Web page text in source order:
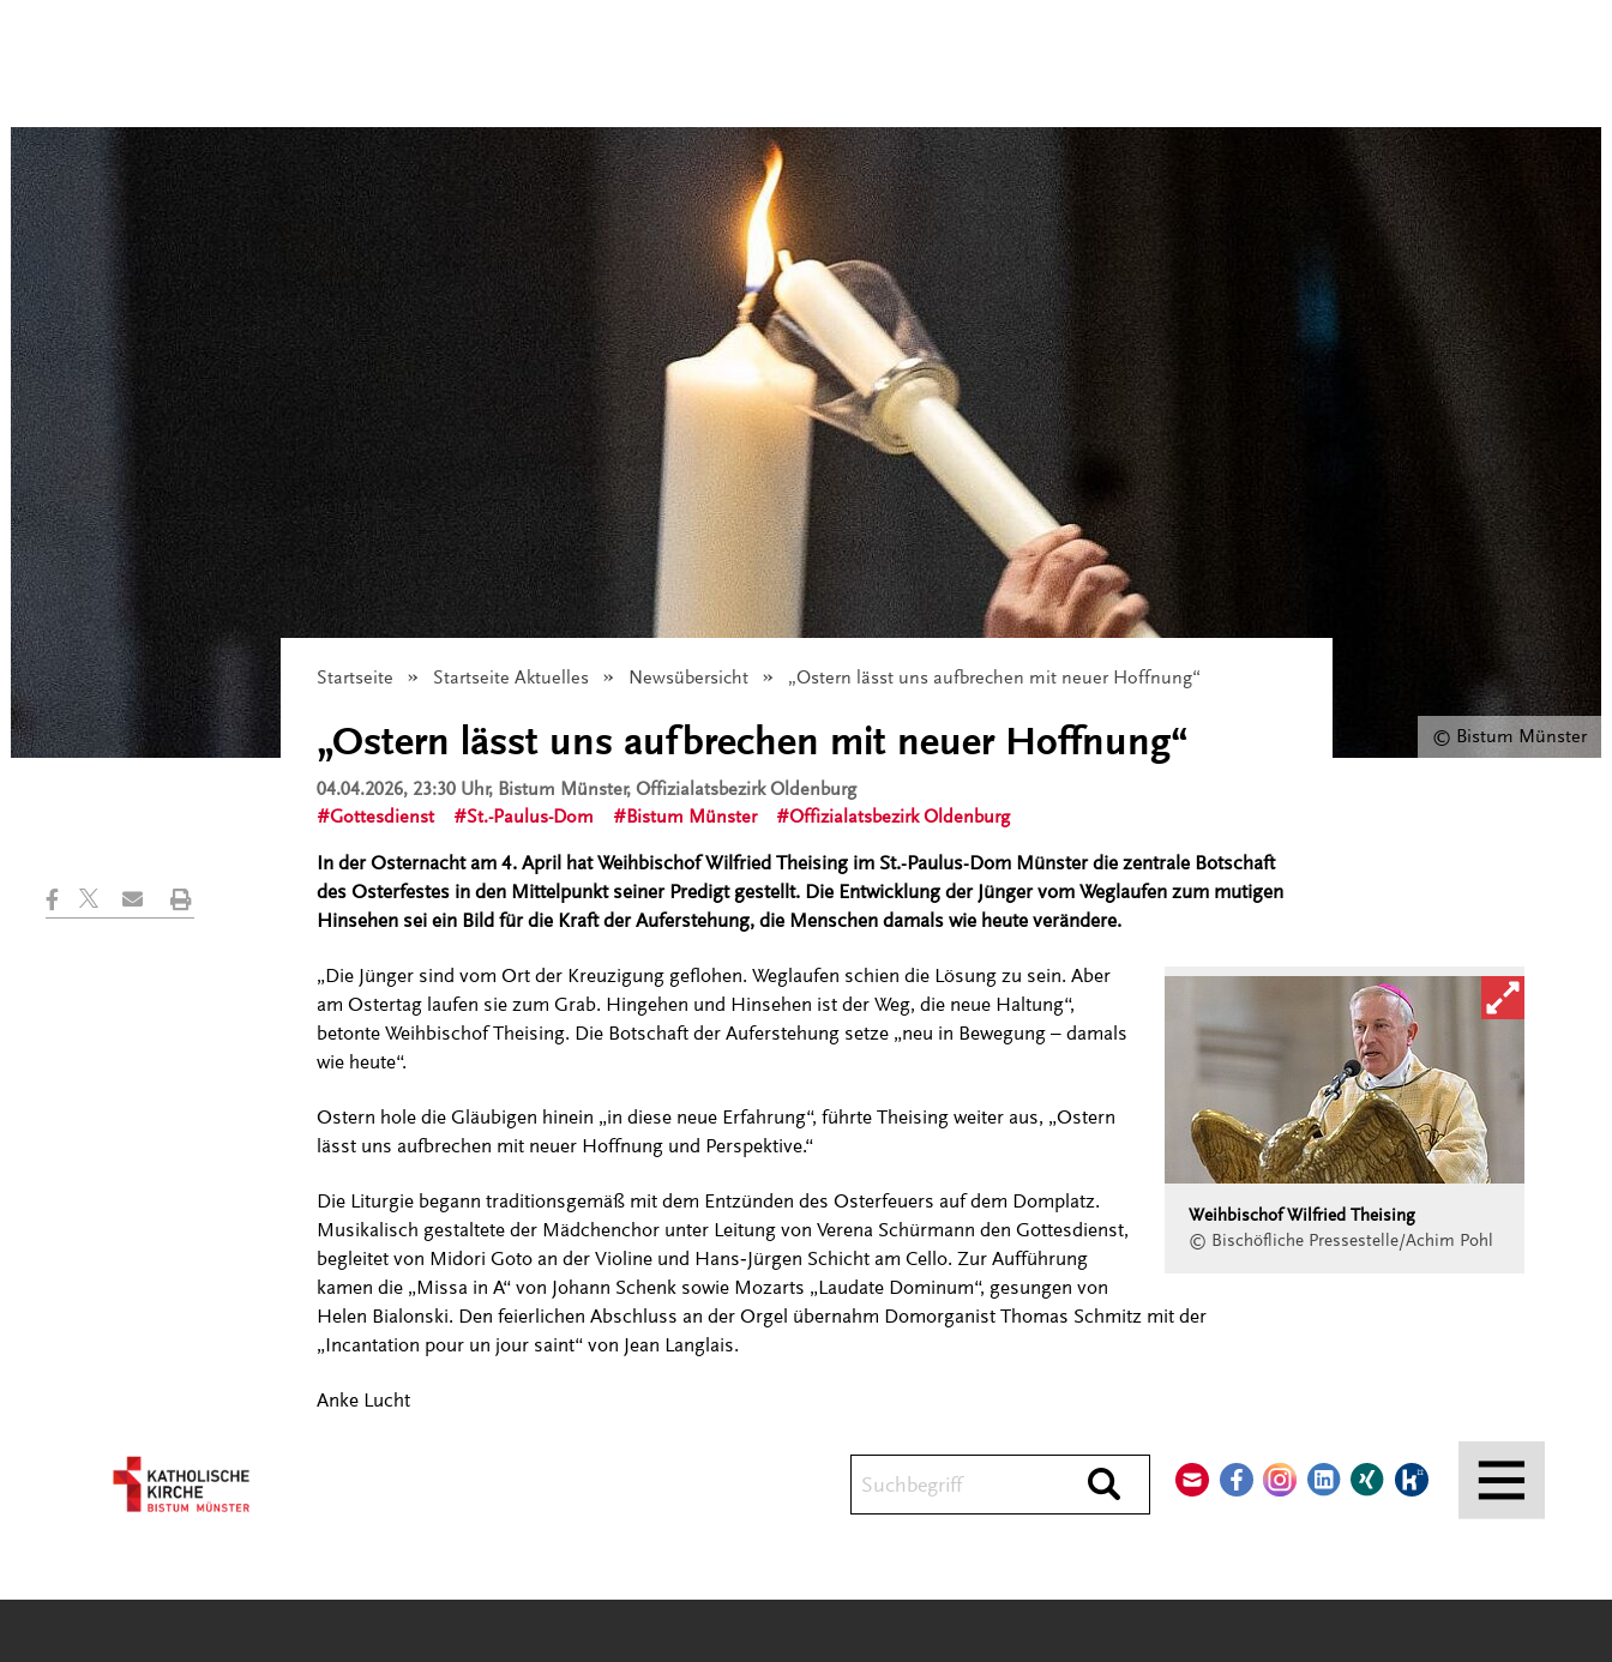
Durchsuchen
© Bistum Münster
Startseite Startseite Aktuelles Newsübersicht Angezeigt:
„Ostern lässt uns aufbrechen mit neuer Hoffnung“
„Ostern lässt uns aufbrechen mit neuer Hoffnung“
04.04.2026, 23:30 Uhr, Bistum Münster, Offizialatsbezirk Oldenburg
Gottesdienst
St.-Paulus-Dom Bistum Münster Offizialatsbezirk Oldenburg
In der Osternacht am 4. April hat Weihbischof Wilfried Theising im St.-Paulus-Dom Münster die zentrale Botschaft
des Osterfestes in den Mittelpunkt seiner Predigt gestellt. Die Entwicklung der Jünger vom Weglaufen zum mutigen
Hinsehen sei ein Bild für die Kraft der Auferstehung, die Menschen damals wie heute verändere.
Bild in
Weihbischof Wilfried Theising
© Bischöfliche Pressestelle/Achim Pohl
„Die Jünger sind vom Ort der Kreuzigung geflohen. Weglaufen schien die Lösung zu sein. Aber
am Ostertag laufen sie zum Grab. Hingehen und Hinsehen ist der Weg, die neue Haltung“,
betonte Weihbischof Theising. Die Botschaft der Auferstehung setze „neu in Bewegung – damals
wie heute“.
Ostern hole die Gläubigen hinein „in diese neue Erfahrung“, führte Theising weiter aus, „Ostern
lässt uns aufbrechen mit neuer Hoffnung und Perspektive.“
Die Liturgie begann traditionsgemäß mit dem Entzünden des Osterfeuers auf dem Domplatz.
Musikalisch gestaltete der Mädchenchor unter Leitung von Verena Schürmann den Gottesdienst,
begleitet von Midori Goto an der Violine und Hans‑Jürgen Schicht am Cello. Zur Aufführung
kamen die „Missa in A“ von Johann Schenk sowie Mozarts „Laudate Dominum“, gesungen von
Helen Bialonski. Den feierlichen Abschluss an der Orgel übernahm Domorganist Thomas Schmitz mit der
„Incantation pour un jour saint“ von Jean Langlais.
Anke Lucht